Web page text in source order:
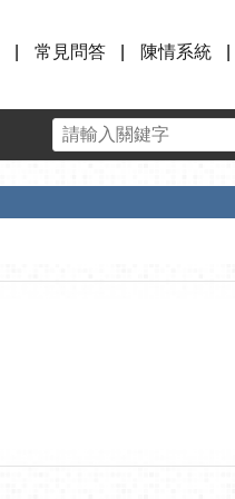
常見問答 陳情系統